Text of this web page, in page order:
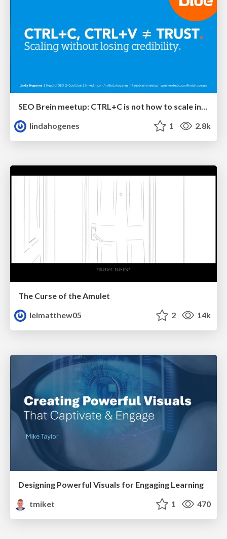
SEO Brein meetup: CTRL+C is not how to scale international SEO
lindahogenes
1 2.8k
The Curse of the Amulet
leimatthew05
2 14k
Designing Powerful Visuals for Engaging Learning
tmiket
1 470